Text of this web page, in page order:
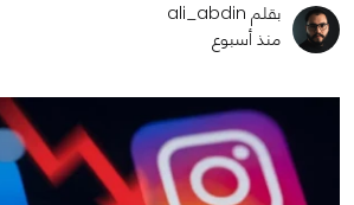
بقلم ali_abdin
منذ أسبوع